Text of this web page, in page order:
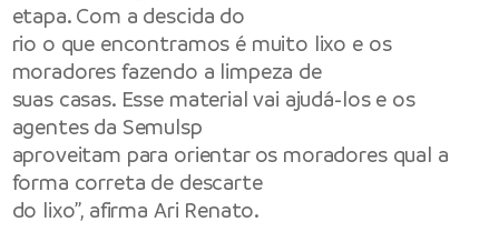
etapa. Com a descida do
rio o que encontramos é muito lixo e os
moradores fazendo a limpeza de
suas casas. Esse material vai ajudá-los e os
agentes da Semulsp
aproveitam para orientar os moradores qual a
forma correta de descarte
do lixo”, afirma Ari Renato.